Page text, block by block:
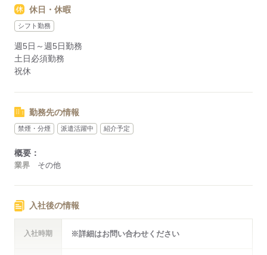
休日・休暇
シフト勤務
週5日～週5日勤務
土日必須勤務
祝休
勤務先の情報
禁煙・分煙 派遣活躍中 紹介予定
概要：
業界 その他
入社後の情報
入社時期 ※詳細はお問い合わせください